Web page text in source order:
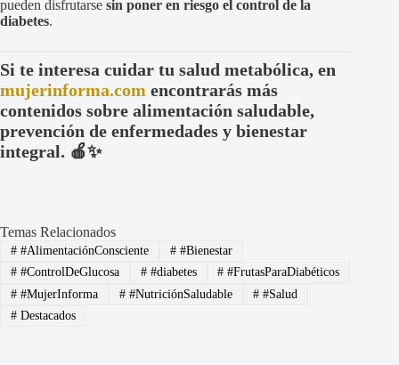
pueden disfrutarse sin poner en riesgo el control de la
diabetes.
Si te interesa cuidar tu salud metabólica, en
mujerinforma.com encontrarás más
contenidos sobre alimentación saludable,
prevención de enfermedades y bienestar
integral. 🍎✨
Temas Relacionados
##AlimentaciónConsciente ##Bienestar
##ControlDeGlucosa ##diabetes # #FrutasParaDiabéticos
##MujerInforma ##NutriciónSaludable # #Salud
#Destacados